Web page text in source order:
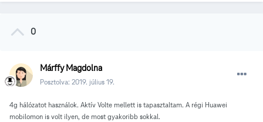
0
Márffy Magdolna
Posztolva: 2019. július 19.
4g hálózatot használok. Aktív Volte mellett is tapasztaltam. A régi Huawei
mobilomon is volt ilyen, de most gyakoribb sokkal.